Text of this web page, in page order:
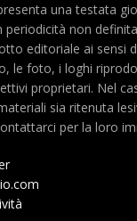
una testata
periodicità non
editoriale ai sensi
le foto, i loghi
proprietari. Nel
sia ritenuta
per la loro